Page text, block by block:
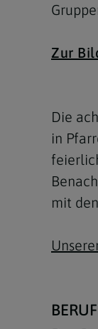
Zur
Die
in
mit